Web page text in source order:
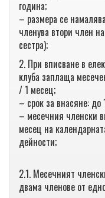
година;
– размера се
членува втори член
сестра);
2. При вписване в
клуба заплаща
/ 1 месец;
– срок за внасяне:
– месечния членски
месец на
дейности;
2.1. Месечният
двама членове от